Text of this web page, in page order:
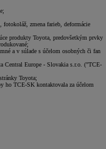
fotokoláž, zmena farieb, deformácie
produkty Toyota, predovšetkým prvky
a v súlade s účelom osobných či fan
Central Europe - Slovakia s.r.o. ("TCE-
Toyota;
ho TCE-SK kontaktovala za účelom